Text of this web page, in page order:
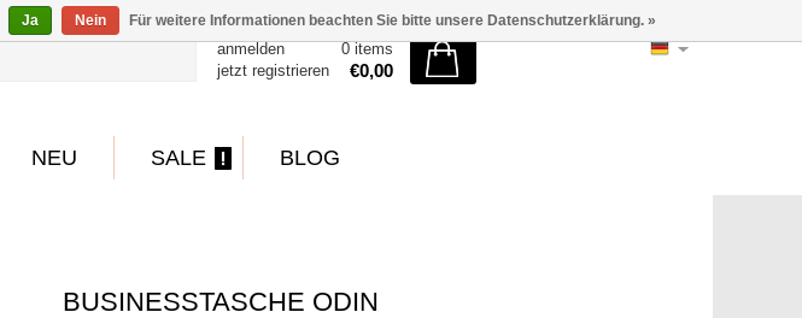
anmelden
jetzt registrieren
0 items
€0,00
NEU SALE BLOG
BUSINESSTASCHE ODIN
Ja Nein Für weitere Informationen beachten Sie bitte unsere Datenschutzerklärung. »